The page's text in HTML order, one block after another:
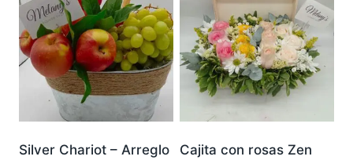
Silver Chariot – Arreglo
Cajita con rosas Zen